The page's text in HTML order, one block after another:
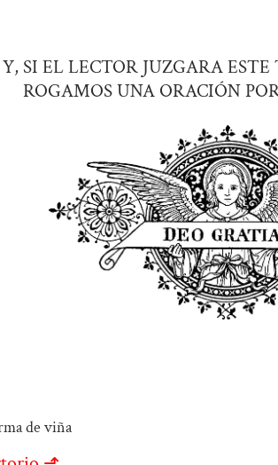
Y, SI EL LECTOR JUZGARA
ROGAMOS UNA ORACIÓN